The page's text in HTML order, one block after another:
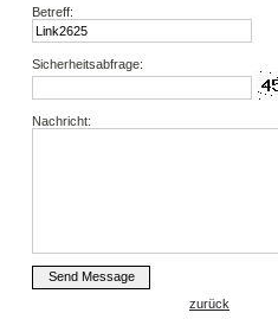
Betreff:
Sicherheitsabfrage:
Nachricht:
zurück